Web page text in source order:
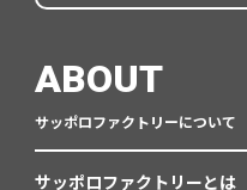
ABOUT
サッポロファクトリーについて
サッポロファクトリーとは